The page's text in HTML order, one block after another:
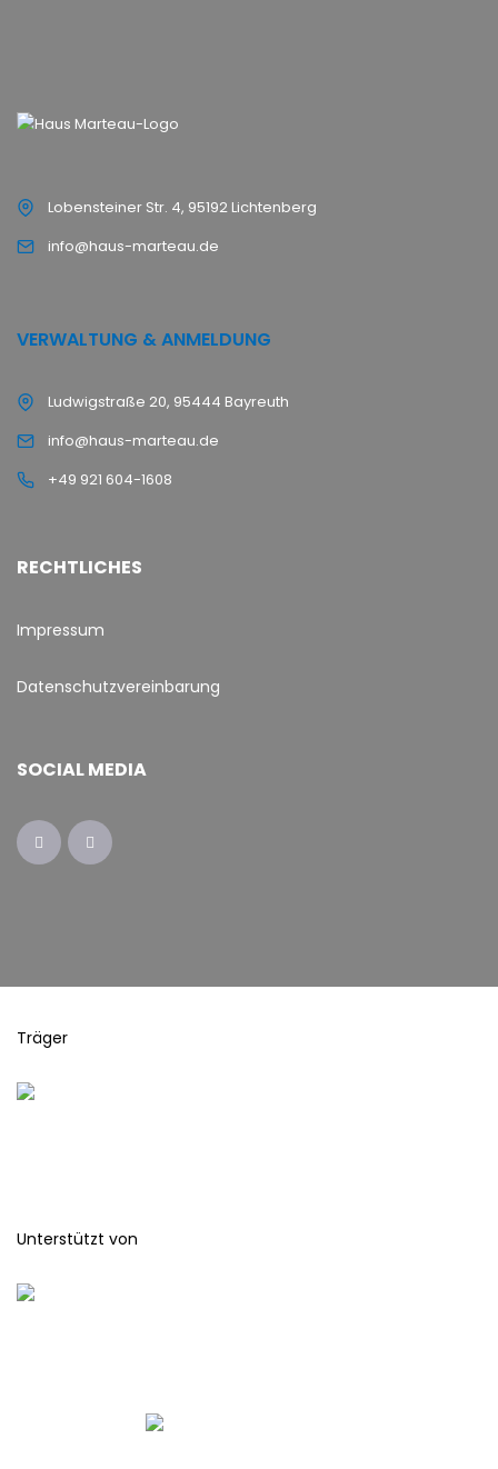
Lobensteiner Str. 4, 95192 Lichtenberg
info@haus-marteau.de
VERWALTUNG & ANMELDUNG
Ludwigstraße 20, 95444 Bayreuth
info@haus-marteau.de
+49 921 604-1608
RECHTLICHES
Impressum
Datenschutzvereinbarung
SOCIAL MEDIA
Träger
Unterstützt von